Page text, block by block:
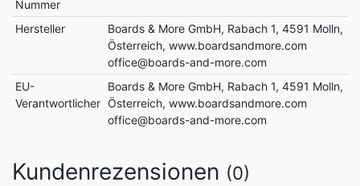
Nummer
Hersteller
Boards & More GmbH, Rabach 1, 4591 Molln,
Österreich, www.boardsandmore.com
office@boards-and-more.com
EU-
Verantwortlicher
Boards & More GmbH, Rabach 1, 4591 Molln,
Österreich, www.boardsandmore.com
office@boards-and-more.com
Kundenrezensionen (0)